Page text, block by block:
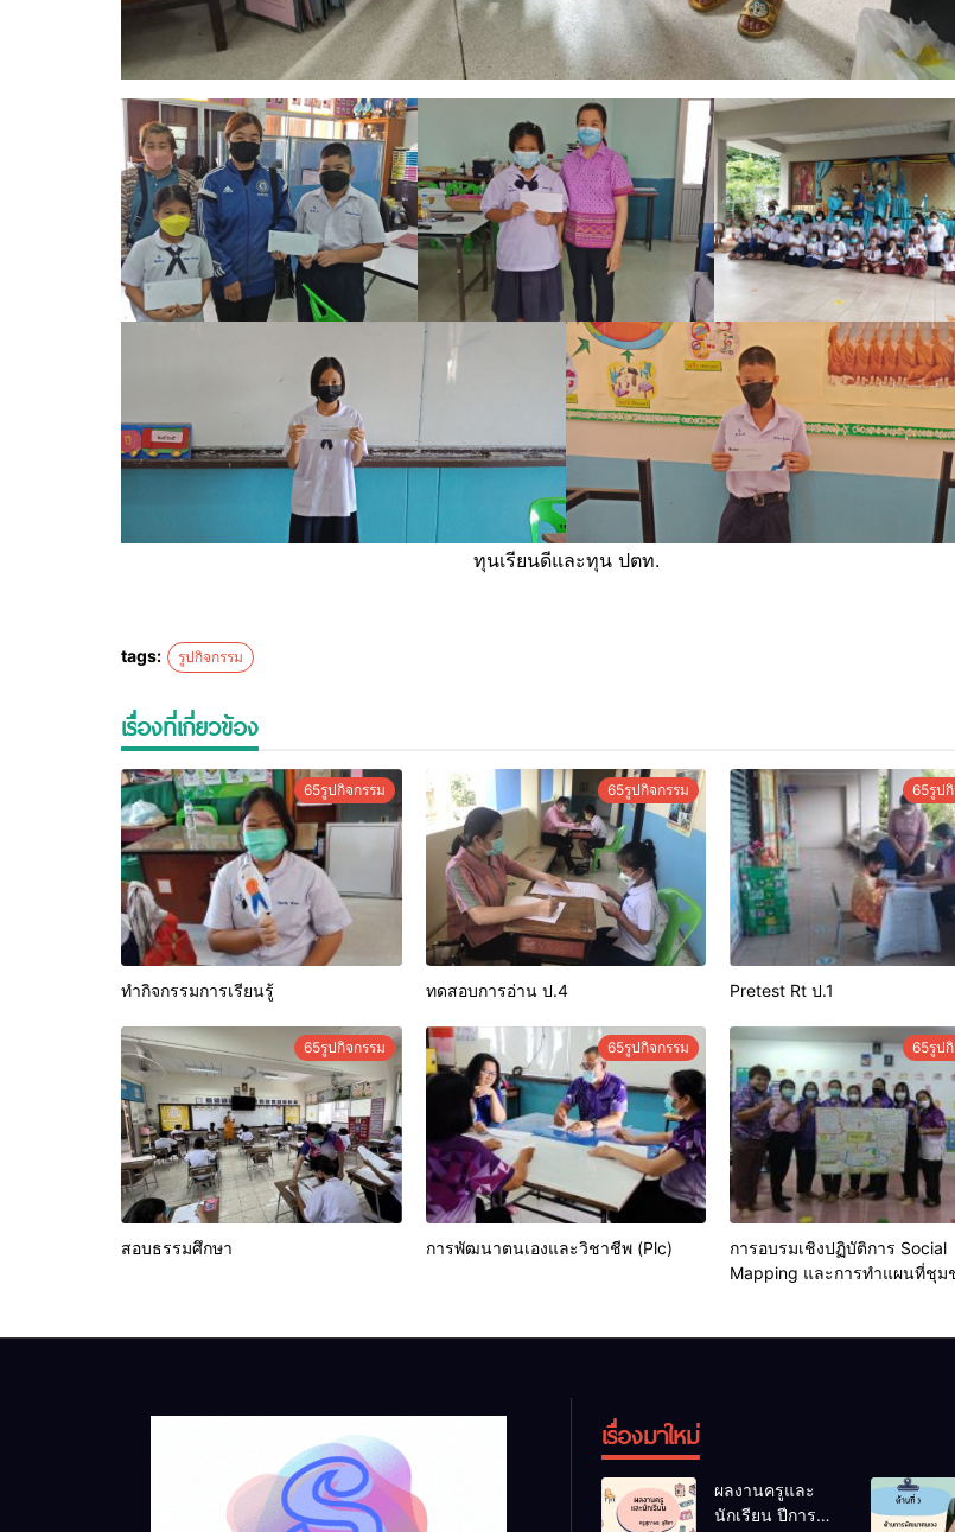
ทุนเรียนดีและทุน ปตท.
tags: รูปกิจกรรม
เรื่องที่เกี่ยวข้อง
65รูปกิจกรรม
ทำกิจกรรมการเรียนรู้
65รูปกิจกรรม
ทดสอบการอ่าน ป.4
65รูป
Pretest Rt ป.1
65รูปกิจกรรม
สอบธรรมศึกษา
65รูปกิจกรรม
การพัฒนาตนเองและวิชาชีพ (Plc)
65รูป
การอบรมเชิงปฏิบัติการ Social
Mapping และการทำแผนที่ชุม
เรื่องมาใหม่
ผลงานครูและ
นักเรียน ปีการ